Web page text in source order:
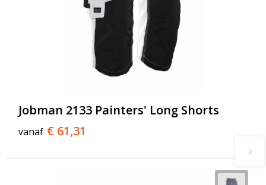
Jobman 2133 Painters' Long Shorts
vanaf € 61,31